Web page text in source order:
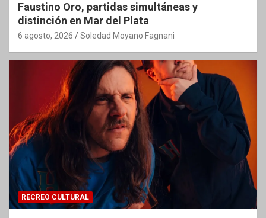
Faustino Oro, partidas simultáneas y
distinción en Mar del Plata
6 agosto, 2026 Soledad Moyano Fagnani
RECREO CULTURAL